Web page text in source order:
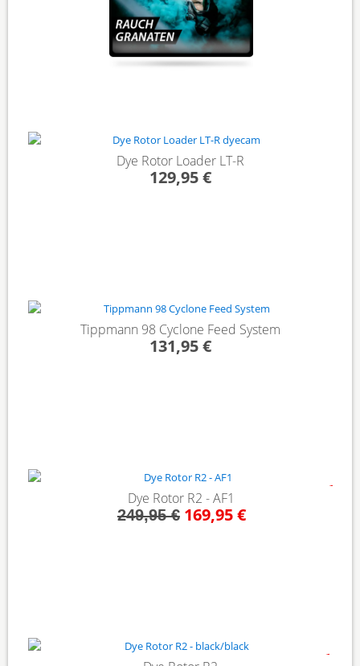
Dye Rotor Loader LT-R
129,95 €
Tippmann 98 Cyclone Feed System
131,95 €
Dye Rotor R2 - AF1
249,95 €169,95 €